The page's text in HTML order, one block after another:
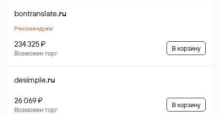
bontranslate.ru
Рекомендуем
234 325 ₽
Возможен торг
В корзину
desimple.ru
26 069 ₽
Возможен торг
В корзину